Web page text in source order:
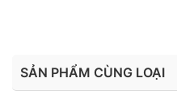
SẢN PHẨM CÙNG LOẠI